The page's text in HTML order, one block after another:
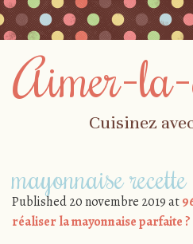
Aimer-
Cuisinez
Menu
mayonnaise recette
Published20 novembre 2019at
réaliser la mayonnaise parfaite ?